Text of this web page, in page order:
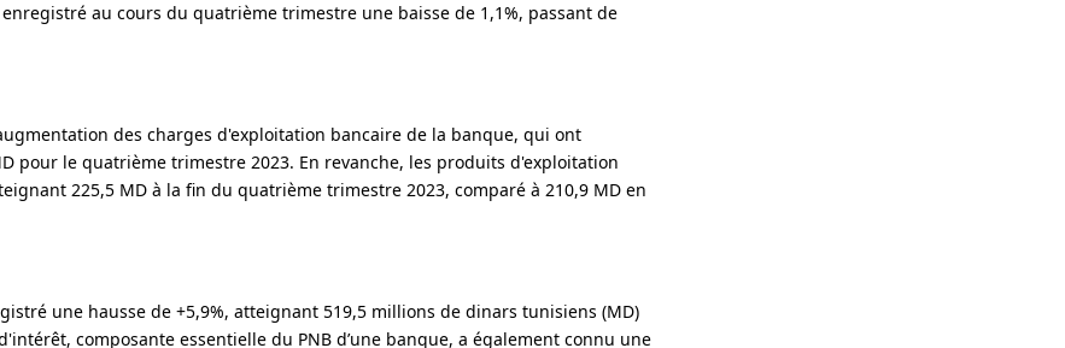
au cours du quatrième trimestre une baisse de 1,1%, passant de
des charges d'exploitation bancaire de la banque, qui ont
pour le quatrième trimestre 2023. En revanche, les produits d'exploitation
225,5 MD à la fin du quatrième trimestre 2023, comparé à 210,9 MD en
une hausse de +5,9%, atteignant 519,5 millions de dinars tunisiens (MD)
composante essentielle du PNB d’une banque, a également connu une